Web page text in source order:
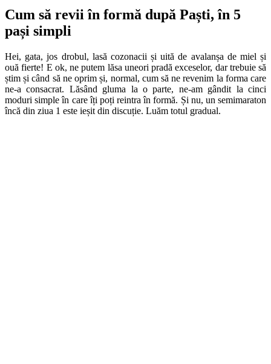
Cum să revii în formă după Paști, în 5
pași simpli
Hei, gata, jos drobul, lasă cozonacii și uită de avalanșa de miel și
ouă fierte! E ok, ne putem lăsa uneori pradă exceselor, dar trebuie să
știm și când să ne oprim și, normal, cum să ne revenim la forma care
ne-a consacrat. Lăsând gluma la o parte, ne-am gândit la cinci
moduri simple în care îți poți reintra în formă. Și nu, un semimaraton
încă din ziua 1 este ieșit din discuție. Luăm totul gradual.